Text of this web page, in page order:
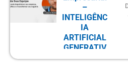
–
INTELIGÊNC
IA
ARTIFICIAL
GENERATIV
A: O Novo